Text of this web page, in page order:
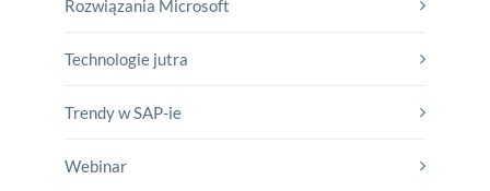
Rozwiązania Microsoft
Technologie jutra
Trendy w SAP-ie
Webinar